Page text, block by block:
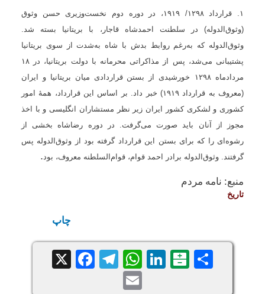
.‌ قرارداد۱۲۹۸/ ۱۹۱۹
، در دوره دوم نخست‌وزیری حسن وثوق
(وثوق‌الدوله) در سلطنت احمدشاه قاجار، با بریتانیا بسته شد.
وثوق‌الدوله که به‌رغم روابط بدش با شاه به‌شدت از سوی بریتانیا
پشتیبانی می‌شد، پس از مذاکراتی محرمانه با دولت بریتانیا، در ۱۸
مردادماه۱۲۹۸ خورشیدی از بستن قراردادی میان بریتانیا و ایران
(معروف به قرارداد۱۹۱۹) خبر داد. بر اساس این قرارداد، همهٔ امور
کشوری و لشکری کشور ایران زیر نظر مستشاران انگلیسی و با اخذ
مجوز از آنان ‌باید صورت می‌گرفت. در دوره رضاشاه بخشی از
رشوه‌ای را که برای بستن این قرارداد گرفته بود از وثوق‌الدوله پس
گرفتند. وثوق‌الدوله برادر احمد قوام، قوام‌السلطنه معروف، بود .
منبع:نامه مردم
تاريخ
چاپ
Share
Balatarin
LinkedIn
WhatsApp
Telegram
Facebook
X
Email